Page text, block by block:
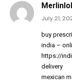
July 21,
buy
india –
https://
delivery
mexican